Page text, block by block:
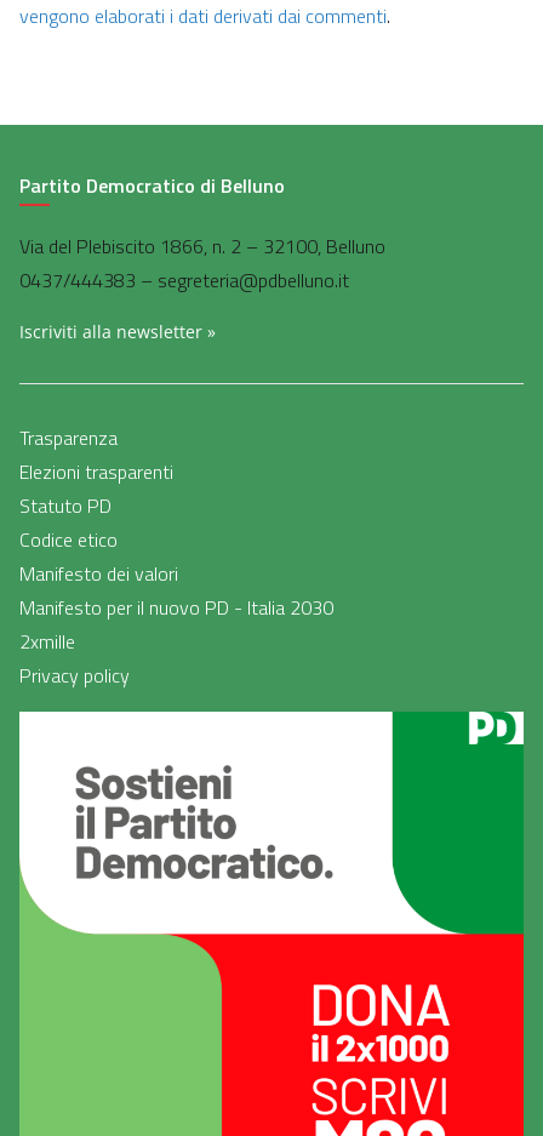
vengono elaborati i dati derivati dai commenti.
Partito Democratico di Belluno
Via del Plebiscito 1866, n. 2 – 32100, Belluno
0437/444383 – segreteria@pdbelluno.it
Iscriviti alla newsletter »
Trasparenza
Elezioni trasparenti
Statuto PD
Codice etico
Manifesto dei valori
Manifesto per il nuovo PD - Italia 2030
2xmille
Privacy policy